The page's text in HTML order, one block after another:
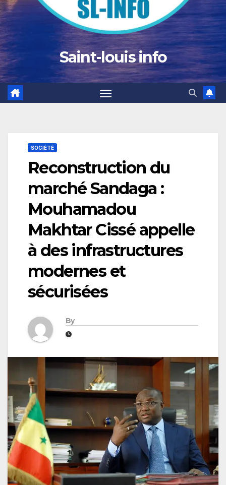
Saint-louis info
SOCIÉTÉ
Reconstruction du
marché Sandaga :
Mouhamadou
Makhtar Cissé appelle
à des infrastructures
modernes et
sécurisées
By